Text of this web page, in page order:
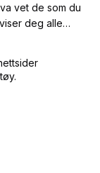
vet de som du
deg alle
mer
for
i praksis, og